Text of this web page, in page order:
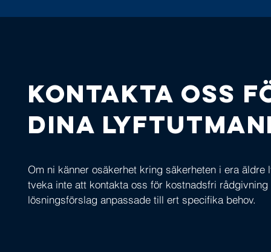
Kontakta oss
dina
Om ni känner osäkerhet kring säkerheten i era äldre
tveka inte att kontakta oss för kostnadsfri rådgivning
lösningsförslag anpassade till ert specifika behov.